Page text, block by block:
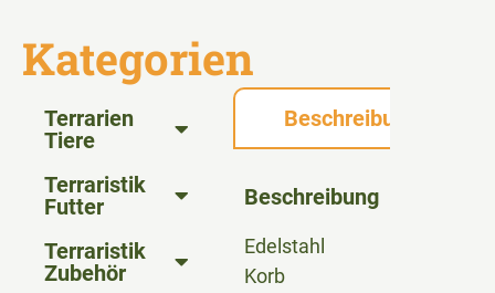
Kategorien
Terrarien
Tiere
Terraristik
Futter
Terraristik
Zubehör
Beschreibung
Beschreibung
Edelstahl
Korb